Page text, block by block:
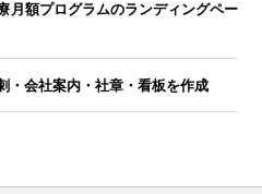
月額プログラムのランディングペー
・会社案内・社章・看板を作成